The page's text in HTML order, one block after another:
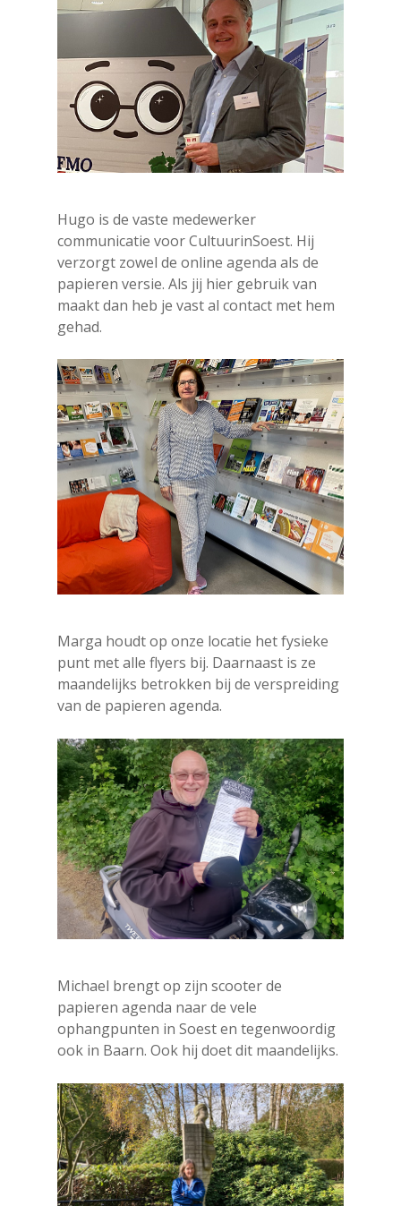
Hugo is de vaste medewerker
communicatie voor CultuurinSoest. Hij
verzorgt zowel de online agenda als de
papieren versie. Als jij hier gebruik van
maakt dan heb je vast al contact met hem
gehad.
Marga houdt op onze locatie het fysieke
punt met alle flyers bij. Daarnaast is ze
maandelijks betrokken bij de verspreiding
van de papieren agenda.
Michael brengt op zijn scooter de
papieren agenda naar de vele
ophangpunten in Soest en tegenwoordig
ook in Baarn. Ook hij doet dit maandelijks.
Agenda
Bekijk de agenda
Meld je activiteit aan